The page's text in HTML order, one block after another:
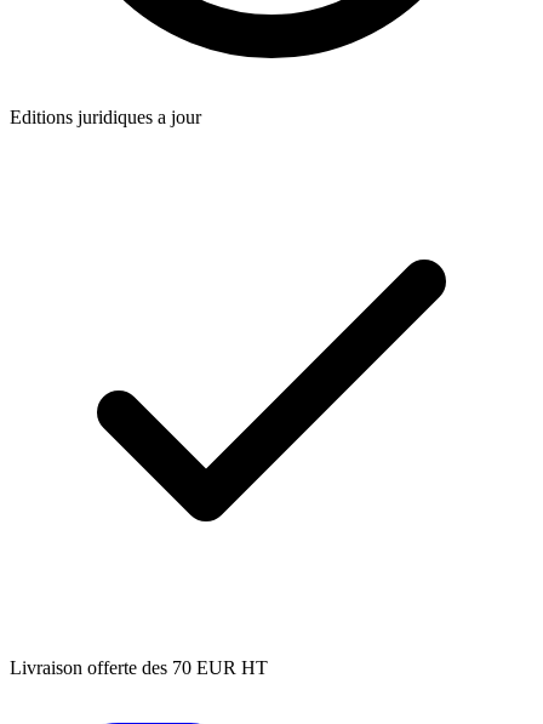
Editions juridiques a jour
Livraison offerte des 70 EUR HT